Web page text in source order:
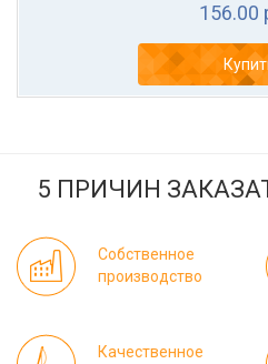
156.00
5 ПРИЧИН
Собственное
производство
Качественное